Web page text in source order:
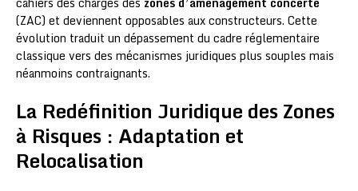
(ZAC) et deviennent opposables aux constructeurs. Cette
évolution traduit un dépassement du cadre réglementaire
classique vers des mécanismes juridiques plus souples mais
néanmoins contraignants.
La Redéfinition Juridique des Zones
à Risques : Adaptation et
Relocalisation